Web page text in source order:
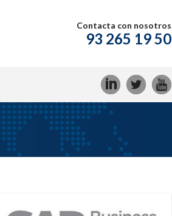
Contacta con nosotros
93 265 19 50